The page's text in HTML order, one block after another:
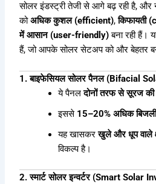
सोलर इंडस्ट्री तेजी से आगे बढ़ रही है,
कोअधिक कुशल (efficient),किफायती
में आसान (user-friendly)बना रही हैं।
हैं, जो आपके सोलर सेटअप को और बेहतर
1. बाइफेसियल सोलर पैनल (Bifacial
ये पैनलदोनों तरफ से सूरज की
इससे 15–20% अधिक
यह खासकरखुले और धूप वाले
विकल्प है।
2. स्मार्ट सोलर इन्वर्टर (Smart Solar